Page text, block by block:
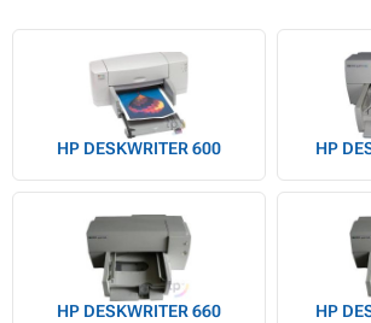
HP DESKWRITER 600 HP
HP DESKWRITER 660 HP